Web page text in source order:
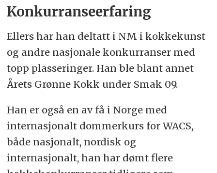
Konkurranseerfaring
Ellers har han deltatt i NM i kokkekunst
og andre nasjonale konkurranser med
topp plasseringer. Han ble blant annet
Årets Grønne Kokk under Smak 09.
Han er også en av få i Norge med
internasjonalt dommerkurs for WACS,
både nasjonalt, nordisk og
internasjonalt, han har dømt flere